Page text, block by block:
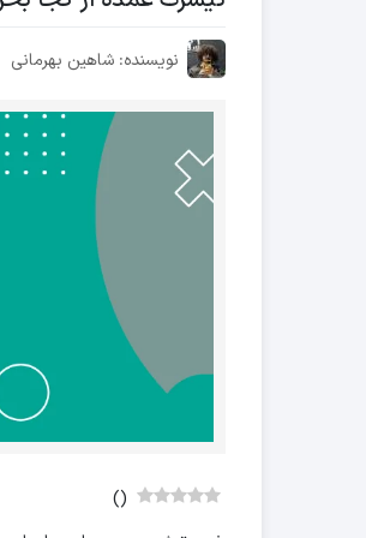
نویسنده: شاهین بهرمانی
(
)